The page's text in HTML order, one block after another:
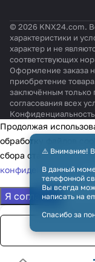
© 2026 KNX24.com.
характеристики и
характер и не
соответствующих
Оформление заказа
приобретение
заключённым только
согласования всех
Конфиденциальность
⚠️ Внимание!
В данный
телефонной
Вы всегда
написать на
Спасибо за
Продолжая
обработку файлов
сбора статистики в
конфиденциальности
Я согласен